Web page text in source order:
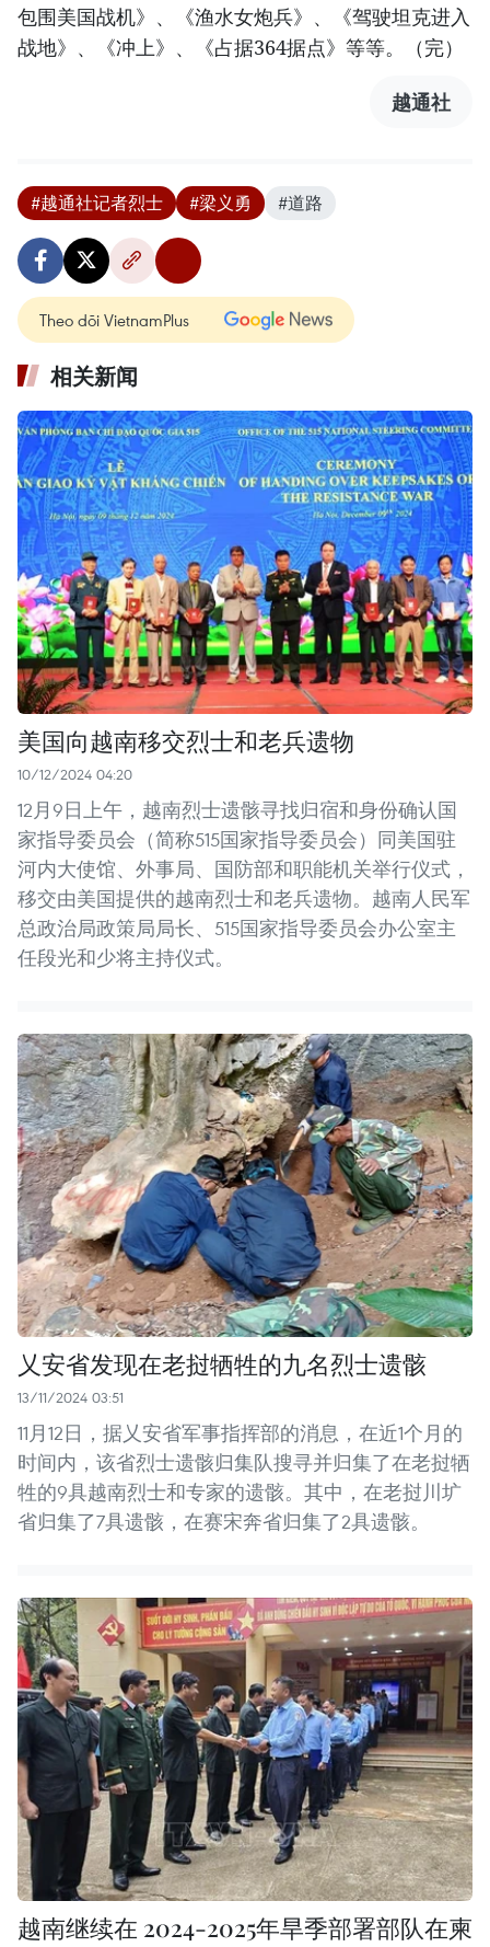
包围美国战机》、《渔水女炮兵》、《驾驶坦克进入
战地》、《冲上》、《占据364据点》等等。（完）
越通社
#越通社记者烈士 #梁义勇 #道路
Theo dõi VietnamPlus
相关新闻
美国向越南移交烈士和老兵遗物
10/12/2024 04:20
12月9日上午，越南烈士遗骸寻找归宿和身份确认国
家指导委员会（简称515国家指导委员会）同美国驻
河内大使馆、外事局、国防部和职能机关举行仪式，
移交由美国提供的越南烈士和老兵遗物。越南人民军
总政治局政策局局长、515国家指导委员会办公室主
任段光和少将主持仪式。
乂安省发现在老挝牺牲的九名烈士遗骸
13/11/2024 03:51
11月12日，据乂安省军事指挥部的消息，在近1个月的
时间内，该省烈士遗骸归集队搜寻并归集了在老挝牺
牲的9具越南烈士和专家的遗骸。其中，在老挝川圹
省归集了7具遗骸，在赛宋奔省归集了2具遗骸。
越南继续在 2024-2025年旱季部署部队在柬